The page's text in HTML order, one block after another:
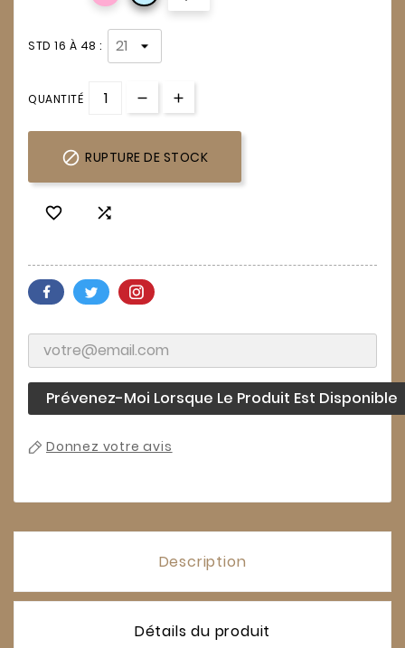
STD 16 À 48 :
QUANTITÉ
 RUPTURE DE STOCK
 
Prévenez-Moi Lorsque Le Produit Est Disponible
Donnez votre avis
Description
Détails du produit